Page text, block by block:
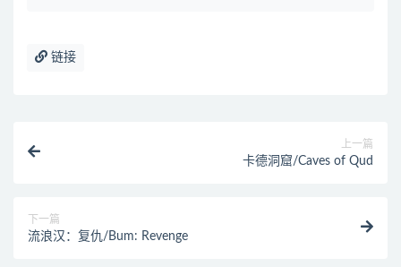
链接
上一篇
卡德洞窟/Caves of Qud
下一篇
流浪汉：复仇/Bum: Revenge